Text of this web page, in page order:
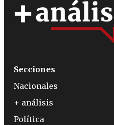
Secciones
Nacionales
+ análisis
Política